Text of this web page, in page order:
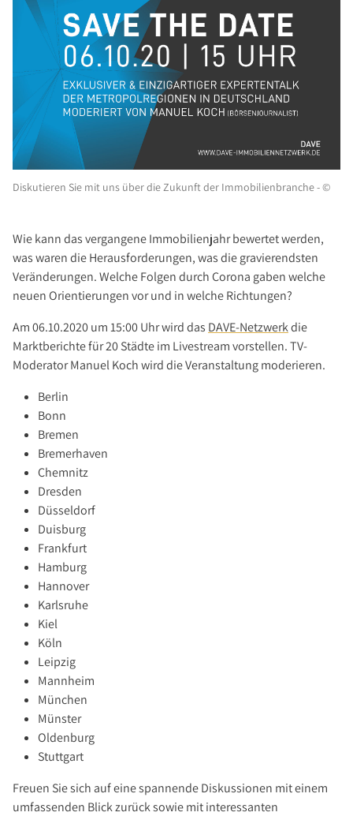
Investment Suchauftrag
Newsletter Investment
Immobilie kaufen
Immobilienangebote
Immobilienmarkt
Suchauftrag Wohnen
Services
Bauträger / Projektentwickler
Nachlassservice
Blog
News
Ratgeber
Über Uns
Team
Kundenbewertungen
Stellenangebote
Presse
Kontakt
Diskutieren Sie mit uns über die Zukunft der Immobilienbranche - ©
Wie kann das vergangene Immobilienjahr bewertet werden,
was waren die Herausforderungen, was die gravierendsten
Veränderungen. Welche Folgen durch Corona gaben welche
neuen Orientierungen vor und in welche Richtungen?
Am 06.10.2020 um 15:00 Uhr wird das DAVE-Netzwerkdie
Marktberichte für 20 Städte im Livestream vorstellen. TV-
Moderator Manuel Koch wird die Veranstaltung moderieren.
Berlin
Bonn
Bremen
Bremerhaven
Chemnitz
Dresden
Düsseldorf
Duisburg
Frankfurt
Hamburg
Hannover
Karlsruhe
Kiel
Köln
Leipzig
Mannheim
München
Münster
Oldenburg
Stuttgart
Freuen Sie sich auf eine spannende Diskussionen mit einem
umfassenden Blick zurück sowie mit interessanten